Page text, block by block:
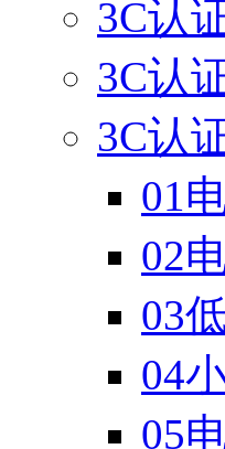
3C认
3C认
3C认
01
02
03
04
05